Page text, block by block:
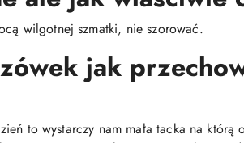
wilgotnej szmatki, nie szorować.
jak
to wystarczy nam mała tacka na